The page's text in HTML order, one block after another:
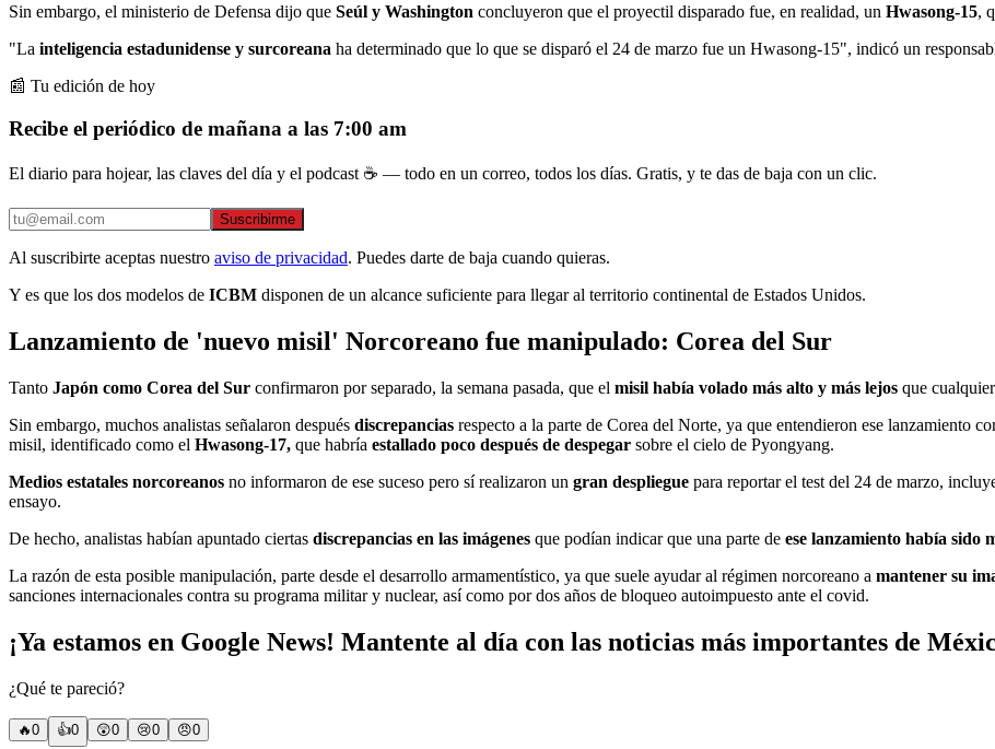
Sin embargo, el ministerio de Defensa dijo que Seúl y Washington concluyeron que el proyectil disparado fue, en realidad, un Hwasong-15,
"La inteligencia estadunidense y surcoreana ha determinado que lo que se disparó el 24 de marzo fue un Hwasong-15", indicó un
📰 Tu edición de hoy
Recibe el periódico de mañana a las 7:00 am
El diario para hojear, las claves del día y el podcast ☕ — todo en un correo, todos los días. Gratis, y te das de baja con un clic.
Suscribirme
Al suscribirte aceptas nuestro aviso de privacidad. Puedes darte de baja cuando quieras.
Y es que los dos modelos de ICBM disponen de un alcance suficiente para llegar al territorio continental de Estados Unidos.
Lanzamiento de 'nuevo misil' Norcoreano fue manipulado: Corea del Sur
Tanto Japón como Corea del Sur confirmaron por separado, la semana pasada, que el misil había volado más alto y más lejos que
Sin embargo, muchos analistas señalaron después discrepancias respecto a la parte de Corea del Norte, ya que entendieron ese lanzamiento
misil, identificado como el Hwasong-17, que habría estallado poco después de despegar sobre el cielo de Pyongyang.
Medios estatales norcoreanos no informaron de ese suceso pero sí realizaron un gran despliegue para reportar el test del 24 de marzo,
ensayo.
De hecho, analistas habían apuntado ciertas discrepancias en las imágenes que podían indicar que una parte de ese lanzamiento había sido
La razón de esta posible manipulación, parte desde el desarrollo armamentístico, ya que suele ayudar al régimen norcoreano a mantener su
sanciones internacionales contra su programa militar y nuclear, así como por dos años de bloqueo autoimpuesto ante el covid.
¡Ya estamos en Google News! Mantente al día con las noticias más importantes de
¿Qué te pareció?
🔥0 👍0 😲0 😢0 😠0